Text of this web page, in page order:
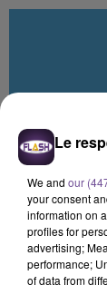
Le
We and our
your consent
information on
profiles for
advertising;
performance;
of data from